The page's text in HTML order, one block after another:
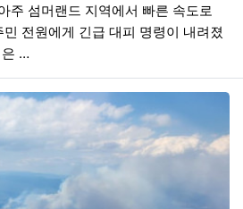
주 섬머랜드 지역에서 빠른 속도로
전원에게 긴급 대피 명령이 내려졌
은 …